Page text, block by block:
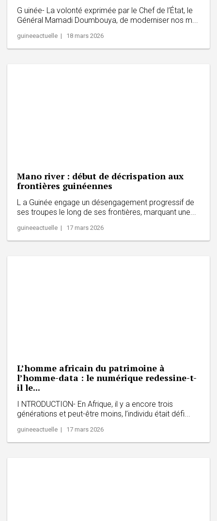
G uinée- La volonté exprimée par le Chef de l’État, le
Général Mamadi Doumbouya, de moderniser nos m...
guineeactuelle | 18 mars 2026
Mano river : début de décrispation aux
frontières guinéennes
L a Guinée engage un désengagement progressif de
ses troupes le long de ses frontières, marquant une...
guineeactuelle | 17 mars 2026
L’homme africain du patrimoine à
l’homme-data : le numérique redessine-t-
il le...
I NTRODUCTION- En Afrique, il y a encore trois
générations et peut-être moins, l’individu était défi...
guineeactuelle | 17 mars 2026